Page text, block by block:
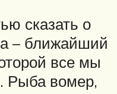
сказать о
– ближайший
все мы
Рыба вомер,